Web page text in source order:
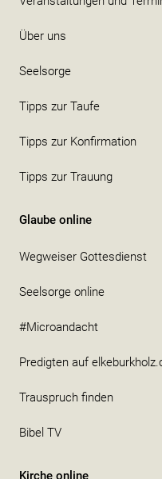
Über uns
Seelsorge
Tipps zur Taufe
Tipps zur Konfirmation
Tipps zur Trauung
Glaube online
Wegweiser Gottesdienst
Seelsorge online
#Microandacht
Predigten auf
Trauspruch finden
Bibel TV
Kirche online